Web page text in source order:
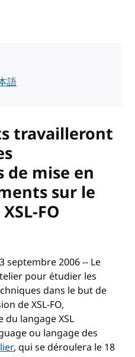
語
travailleront
mise en
sur le
FO
septembre 2006 -- Le
pour étudier les
dans le but de
de XSL-FO,
langage XSL
ou langage des
, qui se déroulera le 18